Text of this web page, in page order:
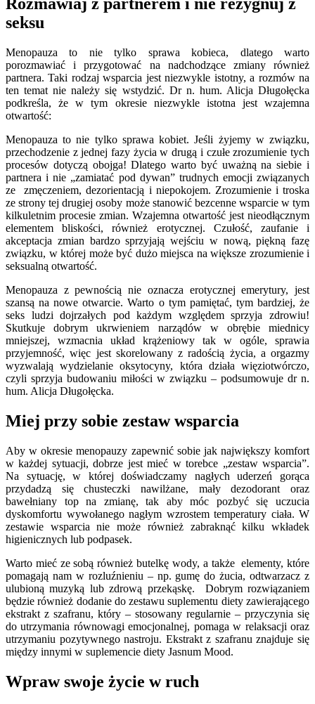
Rozmawiaj z partnerem i nie rezygnuj z
seksu
Menopauza to nie tylko sprawa kobieca, dlatego warto
porozmawiać i przygotować na nadchodzące zmiany również
partnera. Taki rodzaj wsparcia jest niezwykle istotny, a rozmów na
ten temat nie należy się wstydzić. Dr n. hum. Alicja Długołęcka
podkreśla, że w tym okresie niezwykle istotna jest wzajemna
otwartość:
Menopauza to nie tylko sprawa kobiet. Jeśli żyjemy w związku,
przechodzenie z jednej fazy życia w drugą i czułe zrozumienie tych
procesów dotyczą obojga! Dlatego warto być uważną na siebie i
partnera i nie „zamiatać pod dywan” trudnych emocji związanych
ze zmęczeniem, dezorientacją i niepokojem. Zrozumienie i troska
ze strony tej drugiej osoby może stanowić bezcenne wsparcie w tym
kilkuletnim procesie zmian. Wzajemna otwartość jest nieodłącznym
elementem bliskości, również erotycznej. Czułość, zaufanie i
akceptacja zmian bardzo sprzyjają wejściu w nową, piękną fazę
związku, w której może być dużo miejsca na większe zrozumienie i
seksualną otwartość.
Menopauza z pewnością nie oznacza erotycznej emerytury, jest
szansą na nowe otwarcie. Warto o tym pamiętać, tym bardziej, że
seks ludzi dojrzałych pod każdym względem sprzyja zdrowiu!
Skutkuje dobrym ukrwieniem narządów w obrębie miednicy
mniejszej, wzmacnia układ krążeniowy tak w ogóle, sprawia
przyjemność, więc jest skorelowany z radością życia, a orgazmy
wyzwalają wydzielanie oksytocyny, która działa więziotwórczo,
czyli sprzyja budowaniu miłości w związku – podsumowuje dr n.
hum. Alicja Długołęcka.
Miej przy sobie zestaw wsparcia
Aby w okresie menopauzy zapewnić sobie jak największy komfort
w każdej sytuacji, dobrze jest mieć w torebce „zestaw wsparcia”.
Na sytuację, w której doświadczamy nagłych uderzeń gorąca
przydadzą się chusteczki nawilżane, mały dezodorant oraz
bawełniany top na zmianę, tak aby móc pozbyć się uczucia
dyskomfortu wywołanego nagłym wzrostem temperatury ciała. W
zestawie wsparcia nie może również zabraknąć kilku wkładek
higienicznych lub podpasek.
Warto mieć ze sobą również butelkę wody, a także elementy, które
pomagają nam w rozluźnieniu – np. gumę do żucia, odtwarzacz z
ulubioną muzyką lub zdrową przekąskę. Dobrym rozwiązaniem
będzie również dodanie do zestawu suplementu diety zawierającego
ekstrakt z szafranu, który – stosowany regularnie – przyczynia się
do utrzymania równowagi emocjonalnej, pomaga w relaksacji oraz
utrzymaniu pozytywnego nastroju. Ekstrakt z szafranu znajduje się
między innymi w suplemencie diety Jasnum Mood.
Wpraw swoje życie w ruch